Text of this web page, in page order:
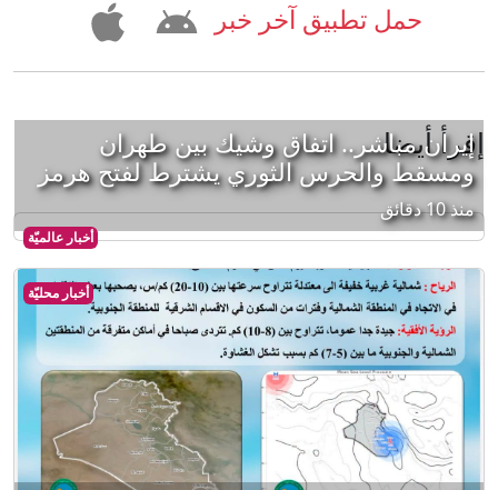
حمل تطبيق آخر خبر
إقرأ أيضا
أخبار عالميّة
إيران مباشر.. اتفاق وشيك بين طهران
ومسقط والحرس الثوري يشترط لفتح هرمز
منذ 10 دقائق
أخبار محليّة